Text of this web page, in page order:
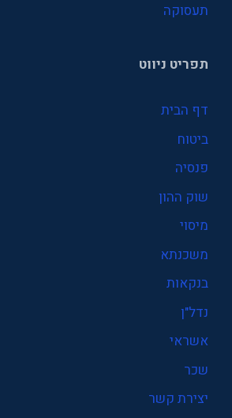
תעסוקה
תפריט ניווט
דף הבית
ביטוח
פנסיה
שוק ההון
מיסוי
משכנתא
בנקאות
נדל"ן
אשראי
שכר
יצירת קשר